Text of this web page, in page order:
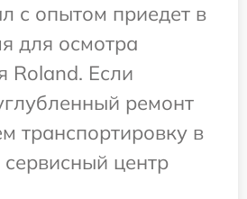
с опытом приедет в
для осмотра
Roland. Если
ремонт
транспортировку в
центр